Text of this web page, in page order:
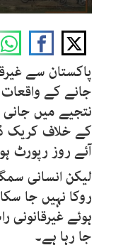
پاکستان سے
جانے کے
نتجیے میں
کے خلاف کریک
آئے روز رپورٹ
لیکن انسانی
روکا نہیں جا
ہوئے غیرقانونی
جا رہا ہے۔